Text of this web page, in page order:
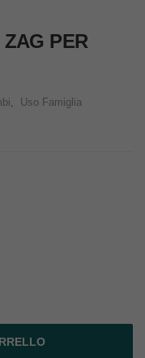
PER
,
Uso Famiglia